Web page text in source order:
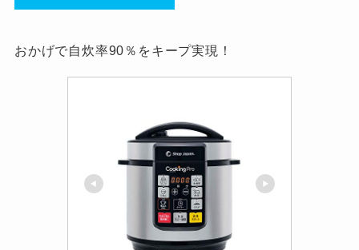
おかげで自炊率90％をキープ実現！